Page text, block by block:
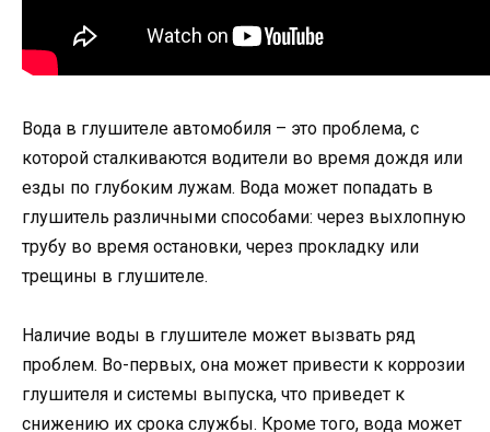
Вода в глушителе автомобиля – это проблема, с
которой сталкиваются водители во время дождя или
езды по глубоким лужам. Вода может попадать в
глушитель различными способами: через выхлопную
трубу во время остановки, через прокладку или
трещины в глушителе.
Наличие воды в глушителе может вызвать ряд
проблем. Во-первых, она может привести к коррозии
глушителя и системы выпуска, что приведет к
снижению их срока службы. Кроме того, вода может